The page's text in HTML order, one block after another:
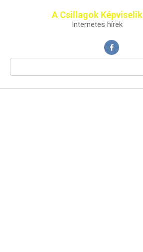
A Csillagok Képviselik
Internetes hírek
Поиск: